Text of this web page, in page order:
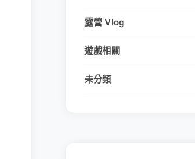
露營 Vlog
遊戲相關
未分類